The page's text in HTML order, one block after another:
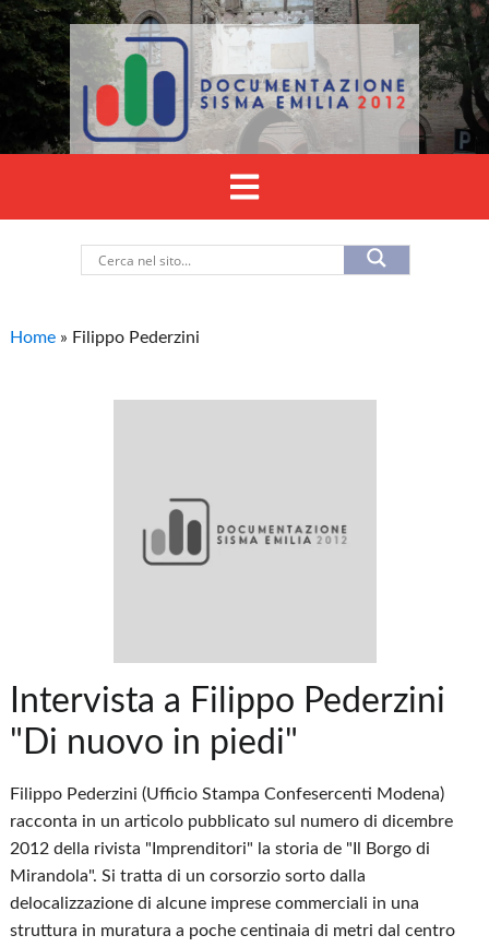
Home » Filippo Pederzini
Intervista a Filippo Pederzini
"Di nuovo in piedi"
Filippo Pederzini (Ufficio Stampa Confesercenti Modena)
racconta in un articolo pubblicato sul numero di dicembre
2012 della rivista "Imprenditori" la storia de "Il Borgo di
Mirandola". Si tratta di un corsorzio sorto dalla
delocalizzazione di alcune imprese commerciali in una
struttura in muratura a poche centinaia di metri dal centro